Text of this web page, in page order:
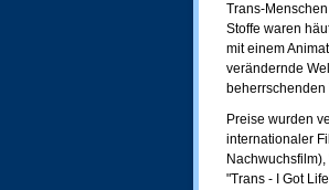
Trans-
Stoffe waren
mit einem
verändernde
Preise wurden
internationaler
"Trans - I Got